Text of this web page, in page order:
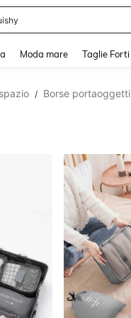
Moda mare Taglie Forti
/ Borse portaoggetti